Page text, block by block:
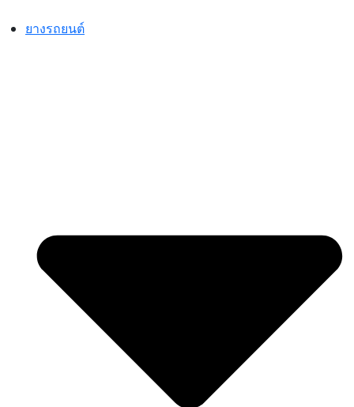
to
ยางรถยนต์